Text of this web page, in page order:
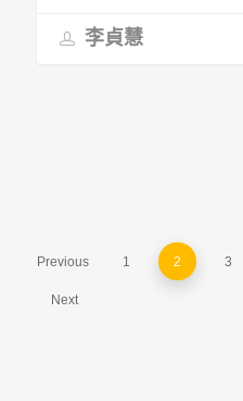
李貞慧
Previous 1 2 3
Next